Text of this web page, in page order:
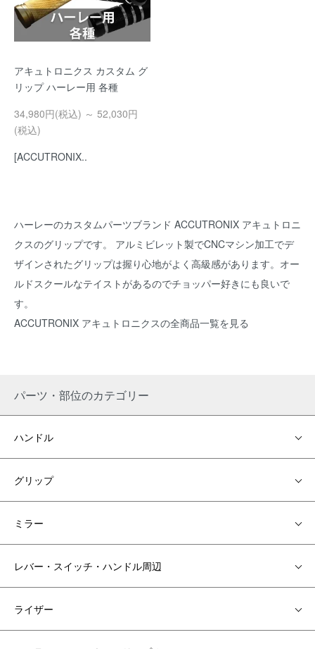
アキュトロニクス カスタム グ
リップ ハーレー用 各種
34,980円(税込) ～ 52,030円
(税込)
[ACCUTRONIX..
ハーレーのカスタムパーツブランド ACCUTRONIX アキュトロニ
クスのグリップです。 アルミビレット製でCNCマシン加工でデ
ザインされたグリップは握り心地がよく高級感があります。オー
ルドスクールなテイストがあるのでチョッパー好きにも良いで
す。
ACCUTRONIX アキュトロニクスの全商品一覧を見る
パーツ・部位のカテゴリー
ハンドル
グリップ
ミラー
レバー・スイッチ・ハンドル周辺
ライザー